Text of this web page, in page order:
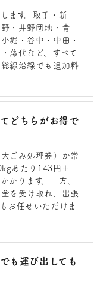
ます。取手・新
・井野団地・青
堀・谷中・中田・
藤代など、すべて
線沿線でも追加料
どちらがお得で
ごみ処理券）か常
あたり143円＋
かります。一方、
を受け取れ、出張
お任せいただけま
も運び出しても